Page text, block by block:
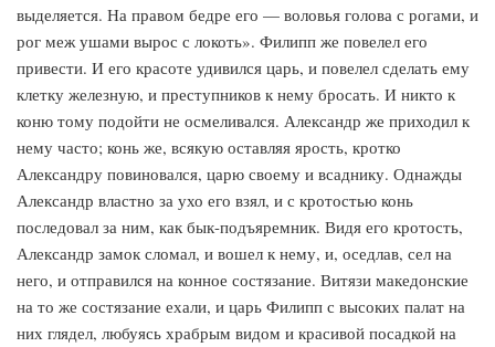
выделяется. На правом бедре его — воловья голова с рогами, и
рог меж ушами вырос с локоть». Филипп же повелел его
привести. И его красоте удивился царь, и повелел сделать ему
клетку железную, и преступников к нему бросать. И никто к
коню тому подойти не осмеливался. Александр же приходил к
нему часто; конь же, всякую оставляя ярость, кротко
Александру повиновался, царю своему и всаднику. Однажды
Александр властно за ухо его взял, и с кротостью конь
последовал за ним, как бык-подъяремник. Видя его кротость,
Александр замок сломал, и вошел к нему, и, оседлав, сел на
него, и отправился на конное состязание. Витязи македонские
на то же состязание ехали, и царь Филипп с высоких палат на
них глядел, любуясь храбрым видом и красивой посадкой на